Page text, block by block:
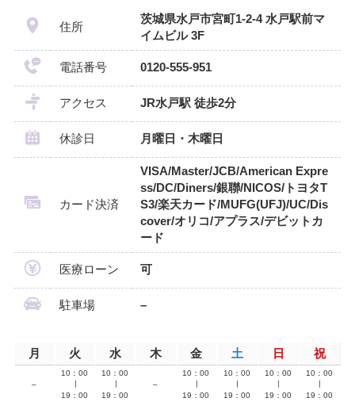
住所
茨城県水戸市宮町1‐2‐4 水戸駅前マ
イムビル 3F
電話番号 0120-555-951
アクセス JR水戸駅 徒歩2分
休診日 月曜日・木曜日
カード決済
VISA/Master/JCB/American Expre
ss/DC/Diners/銀聯/NICOS/トヨタT
S3/楽天カード/MUFG(UFJ)/UC/Dis
cover/オリコ/アプラス/デビットカ
ード
医療ローン 可
駐車場 –
月 火 水 木 金 土 日 祝
–
10：00
19：00
10：00
19：00
–
10：00
19：00
10：00
19：00
10：00
19：00
10：00
19：00